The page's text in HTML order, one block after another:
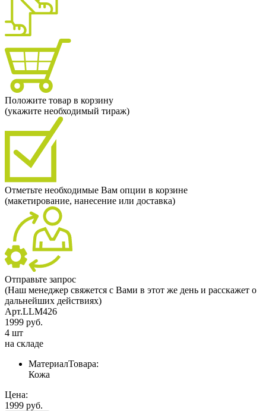
Положите товар в корзину
(укажите необходимый тираж)
Отметьте необходимые Вам опции в корзине
(макетирование, нанесение или доставка)
Отправьте запрос
(Наш менеджер свяжется с Вами в этот же день и расскажет о
дальнейших действиях)
Арт.LLM426
1999 руб.
4 шт
на складе
МатериалТовара:
Кожа
Цена:
1999 руб.